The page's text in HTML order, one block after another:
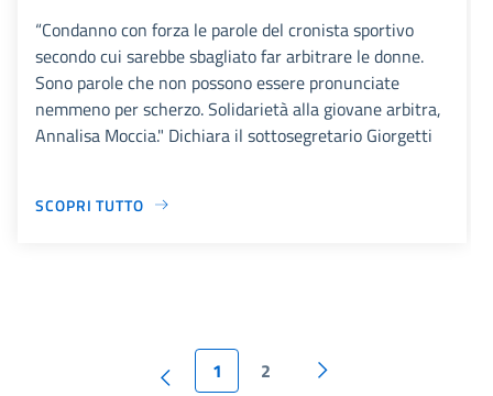
“Condanno con forza le parole del cronista sportivo
secondo cui sarebbe sbagliato far arbitrare le donne.
Sono parole che non possono essere pronunciate
nemmeno per scherzo. Solidarietà alla giovane arbitra,
Annalisa Moccia." Dichiara il sottosegretario Giorgetti
SCOPRI TUTTO
1 2